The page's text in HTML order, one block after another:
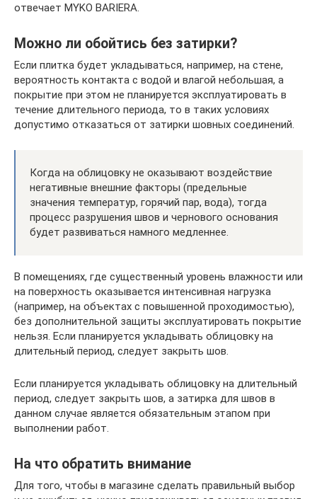
отвечает MYKO BARIERA.
Можно ли обойтись без затирки?
Если плитка будет укладываться, например, на стене,
вероятность контакта с водой и влагой небольшая, а
покрытие при этом не планируется эксплуатировать в
течение длительного периода, то в таких условиях
допустимо отказаться от затирки шовных соединений.
Когда на облицовку не оказывают воздействие
негативные внешние факторы (предельные
значения температур, горячий пар, вода), тогда
процесс разрушения швов и чернового основания
будет развиваться намного медленнее.
В помещениях, где существенный уровень влажности или
на поверхность оказывается интенсивная нагрузка
(например, на объектах с повышенной проходимостью),
без дополнительной защиты эксплуатировать покрытие
нельзя. Если планируется укладывать облицовку на
длительный период, следует закрыть шов.
Если планируется укладывать облицовку на длительный
период, следует закрыть шов, а затирка для швов в
данном случае является обязательным этапом при
выполнении работ.
На что обратить внимание
Для того, чтобы в магазине сделать правильный выбор